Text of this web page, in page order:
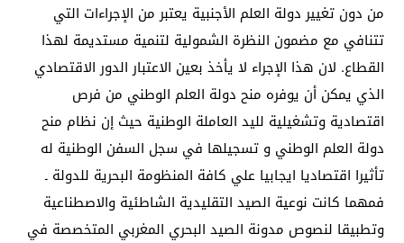
من دون تغيير دولة العلم الأجنبية يعتبر من الإجراءات التي
تتنافي مع مضمون النظرة الشمولية لتنمية مستديمة لهذا
القطاع. لان هذا الإجراء لا يأخذ بعين الاعتبار الدور الاقتصادي
الذي يمكن أن يوفره منح دولة العلم الوطني من فرص
اقتصادية وتشغيلية لليد العاملة الوطنية حيث إن نظام منح
دولة العلم الوطني و تسجيلها في سجل السفن الوطنية له
تأثيرا اقتصاديا ايجابيا علي كافة المنظومة البحرية للدولة ـ
فمهما كانت نوعية الصيد التقليدية الشاطئية والاصطناعية
وتطبيقا لنصوص مدونة الصيد البحري المغربي المتخصصة في